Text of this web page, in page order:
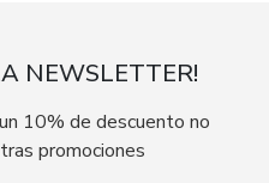
NEWSLETTER!
10% de descuento no
promociones